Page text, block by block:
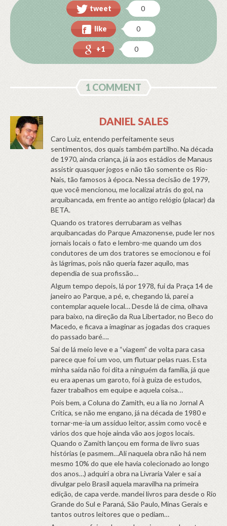
tweet 0
like 0
+1 0
1 COMMENT
DANIEL SALES
Caro Luiz, entendo perfeitamente seus
sentimentos, dos quais também partilho. Na década
de 1970, ainda criança, já ia aos estádios de Manaus
assistir quasquer jogos e não tão somente os Rio-
Nais, tão famosos à época. Nessa decisão de 1979,
que você mencionou, me localizai atrás do gol, na
arquibancada, em frente ao antigo relógio (placar) da
BETA.
Quando os tratores derrubaram as velhas
arquibancadas do Parque Amazonense, pude ler nos
jornais locais o fato e lembro-me quando um dos
condutores de um dos tratores se emocionou e foi
às lágrimas, pois não queria fazer aquilo, mas
dependia de sua profissão…
Algum tempo depois, lá por 1978, fui da Praça 14 de
janeiro ao Parque, a pé, e, chegando lá, parei a
contemplar aquele local… Desde lá de cima, olhava
para baixo, na direção da Rua Libertador, no Beco do
Macedo, e ficava a imaginar as jogadas dos craques
do passado baré….
Sai de lá meio leve e a “viagem” de volta para casa
parece que foi um voo, um flutuar pelas ruas. Esta
minha saída não foi dita a ninguém da família, já que
eu era apenas um garoto, foi à guiza de estudos,
fazer trabalhos em equipe e aquela coisa…
Pois bem, a Coluna do Zamith, eu a lia no Jornal A
Crítica, se não me engano, já na década de 1980 e
tornar-me-ia um assíduo leitor, assim como você e
vários dos que hoje ainda vão aos jogos locais.
Quando o Zamith lançou em forma de livro suas
histórias (e pasmem…Ali naquela obra não há nem
mesmo 10% do que ele havia colecionado ao longo
dos anos…) adquiri a obra na Livraria Valer e saí a
divulgar pelo Brasil aquela maravilha na primeira
edição, de capa verde. mandei livros para desde o Rio
Grande do Sul e Paraná, São Paulo, Minas Gerais e
tantos outros leitores que o pediam…